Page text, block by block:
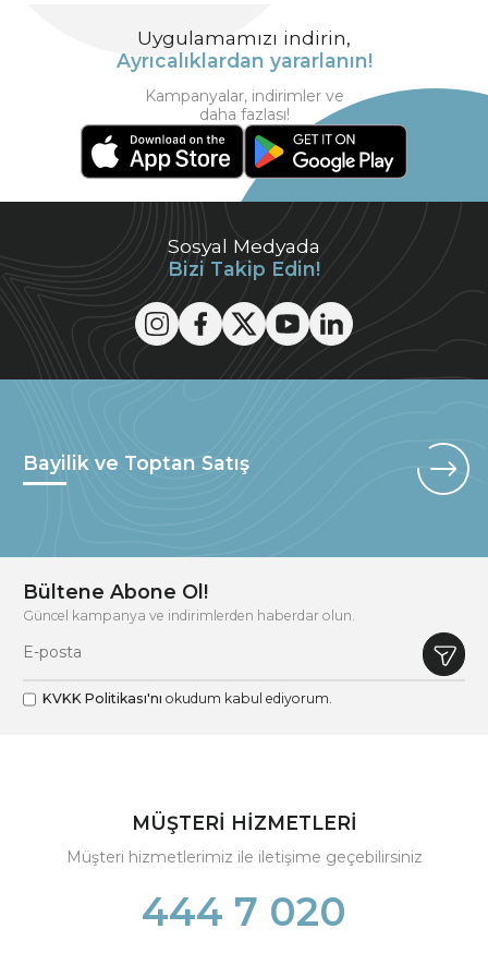
Sosyal Medyada
Bizi Takip Edin!
Uygulamamızı indirin,
Ayrıcalıklardan yararlanın!
Kampanyalar, indirimler ve
daha fazlası!
Bayilik ve Toptan Satış
Bültene Abone Ol!
Güncel kampanya ve indirimlerden haberdar olun.
KVKK Politikası'nı okudum kabul ediyorum.
MÜŞTERİ HİZMETLERİ
Müşteri hizmetlerimiz ile iletişime geçebilirsiniz
444 7 020